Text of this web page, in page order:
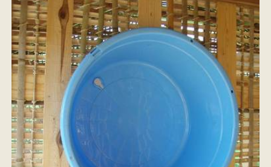
施工事例 お客様の声
会社概要
スタッフ紹介
家づくりコラム